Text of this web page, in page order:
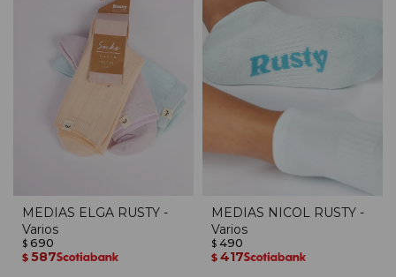
MEDIAS ELGA RUSTY -
Varios
$ 690
$ 587
MEDIAS NICOL RUSTY -
Varios
$ 490
$ 417